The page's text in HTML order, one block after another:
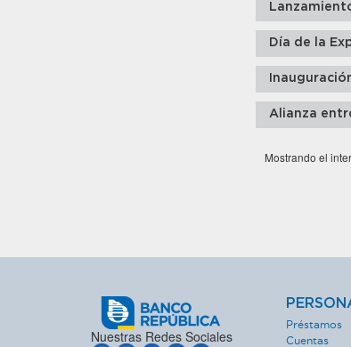
Día de la
Alianza
Mostrando el
Nuestras Redes Sociales
Préstamos
Cuentas